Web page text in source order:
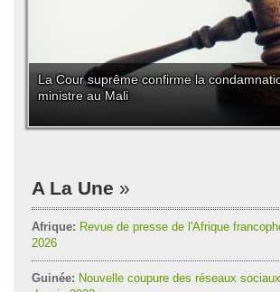
La Cour suprême confirme la
ministre au Mali
A La Une
Afrique: Revue de presse de l'Afrique
2026
Guinée: Nouvelle coupure des réseaux